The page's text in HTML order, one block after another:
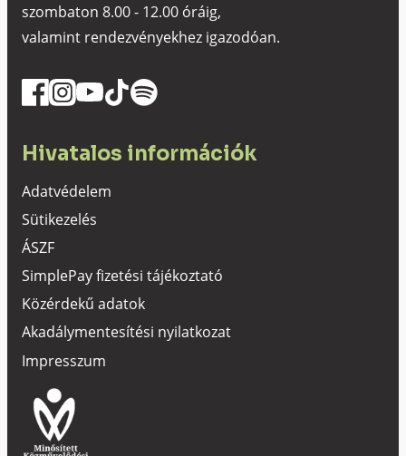
szombaton 8.00 - 12.00 óráig,
valamint rendezvényekhez igazodóan.
Hivatalos információk
Adatvédelem
Sütikezelés
ÁSZF
SimplePay fizetési tájékoztató
Közérdekű adatok
Akadálymentesítési nyilatkozat
Impresszum